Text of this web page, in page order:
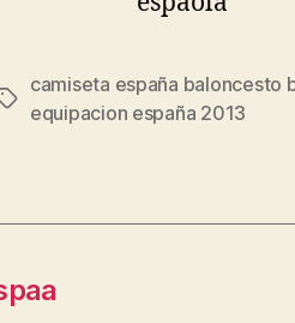
camiseta españa baloncesto
equipacion españa 2013